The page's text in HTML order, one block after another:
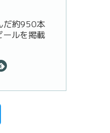
だ約950本
ルを掲載